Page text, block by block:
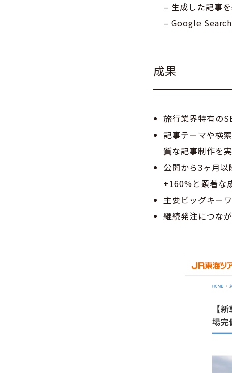
– 生成した記事
– Google
成果
旅行業界特有の
記事テーマや検
質な記事制作を
公開から3ヶ月
+160%と顕著な
主要ビッグキー
継続発注につな